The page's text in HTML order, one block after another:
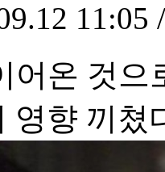
11:05
어온 것으
영향 끼쳤